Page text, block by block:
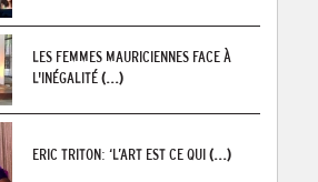
LES FEMMES MAURICIENNES FACE À
L'INÉGALITÉ(...)
ERIC TRITON: ‘L’ART EST CE QUI(...)